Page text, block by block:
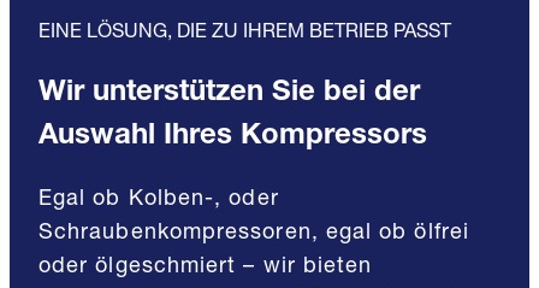
EINE LÖSUNG, DIE ZU IHREM BETRIEB PASST
Wir unterstützen Sie bei der
Auswahl Ihres Kompressors
Egal ob Kolben-, oder
Schraubenkompressoren, egal ob ölfrei
oder ölgeschmiert – wir bieten